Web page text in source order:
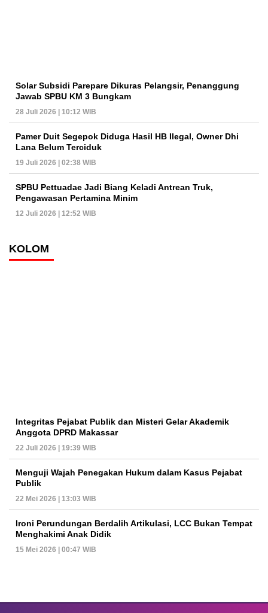
Solar Subsidi Parepare Dikuras Pelangsir, Penanggung
Jawab SPBU KM 3 Bungkam
28 Juli 2026 | 10:12 WIB
Pamer Duit Segepok Diduga Hasil HB Ilegal, Owner Dhi
Lana Belum Terciduk
19 Juli 2026 | 02:38 WIB
SPBU Pettuadae Jadi Biang Keladi Antrean Truk,
Pengawasan Pertamina Minim
12 Juli 2026 | 12:52 WIB
KOLOM
Integritas Pejabat Publik dan Misteri Gelar Akademik
Anggota DPRD Makassar
22 Juli 2026 | 19:39 WIB
Menguji Wajah Penegakan Hukum dalam Kasus Pejabat
Publik
22 Mei 2026 | 13:03 WIB
Ironi Perundungan Berdalih Artikulasi, LCC Bukan Tempat
Menghakimi Anak Didik
15 Mei 2026 | 00:47 WIB